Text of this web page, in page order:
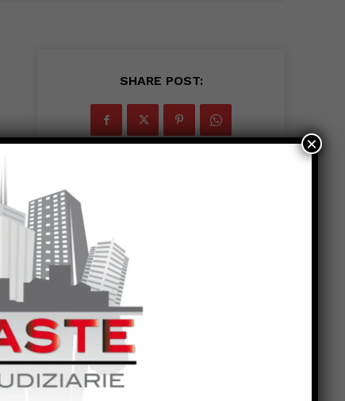
SHARE POST:
×